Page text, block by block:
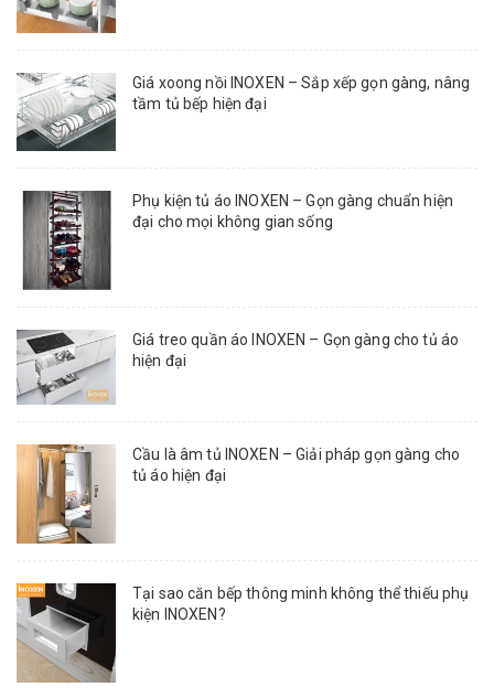
Giá xoong nồi INOXEN – Sắp xếp gọn gàng, nâng
tầm tủ bếp hiện đại
Phụ kiện tủ áo INOXEN – Gọn gàng chuẩn hiện
đại cho mọi không gian sống
Giá treo quần áo INOXEN – Gọn gàng cho tủ áo
hiện đại
Cầu là âm tủ INOXEN – Giải pháp gọn gàng cho
tủ áo hiện đại
Tại sao căn bếp thông minh không thể thiếu phụ
kiện INOXEN?